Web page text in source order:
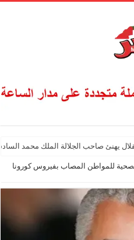
يهنئ صاحب الجلالة الملك محمد
الصحية للمواطن المصاب بفيروس كورونا